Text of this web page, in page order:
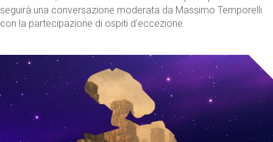
seguirà una conversazione moderata da Massimo Temporelli
con la partecipazione di ospiti d'eccezione.